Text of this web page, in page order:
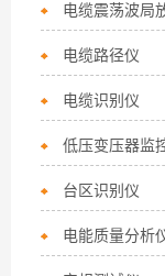
电缆震荡波局
电缆路径仪
电缆识别仪
低压变压器监
台区识别仪
电能质量分析